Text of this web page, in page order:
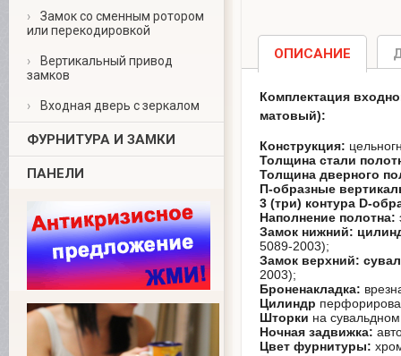
›
Замок со сменным ротором
или перекодировкой
›
Вертикальный привод
замков
› Входная дверь с зеркалом
ФУРНИТУРА И ЗАМКИ
ПАНЕЛИ
менеджерам
(8-499-340-55-
ОПИСАНИЕ
Комплектация
матовый):
Конструкция:
Толщина стали
Толщина дверного
П-образные
3 (три) контура D-
Наполнение полотна:
Замок нижний:
5089-2003);
Замок верхний:
2003);
Броненакладка:
Цилиндр
Шторки на
Ночная задвижка:
Цвет фурнитуры: